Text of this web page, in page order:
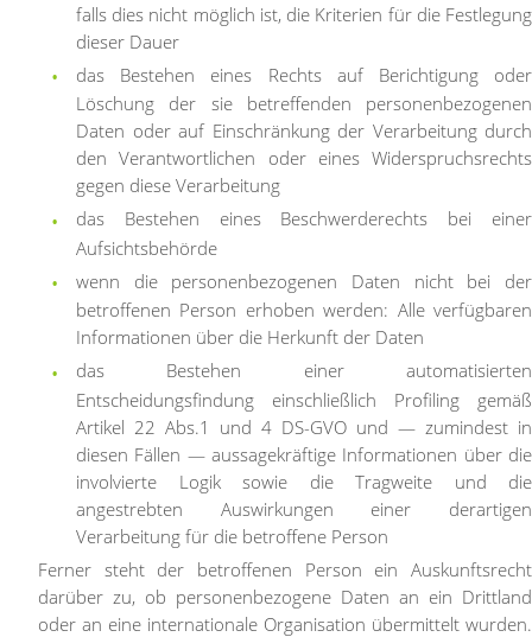
falls dies nicht möglich ist, die Kriterien für die Festlegung
dieser Dauer
das Bestehen eines Rechts auf Berichtigung oder
Löschung der sie betreffenden personenbezogenen
Daten oder auf Einschränkung der Verarbeitung durch
den Verantwortlichen oder eines Widerspruchsrechts
gegen diese Verarbeitung
das Bestehen eines Beschwerderechts bei einer
Aufsichtsbehörde
wenn die personenbezogenen Daten nicht bei der
betroffenen Person erhoben werden: Alle verfügbaren
Informationen über die Herkunft der Daten
das Bestehen einer automatisierten
Entscheidungsfindung einschließlich Profiling gemäß
Artikel 22 Abs.1 und 4 DS-GVO und — zumindest in
diesen Fällen — aussagekräftige Informationen über die
involvierte Logik sowie die Tragweite und die
angestrebten Auswirkungen einer derartigen
Verarbeitung für die betroffene Person
Ferner steht der betroffenen Person ein Auskunftsrecht
darüber zu, ob personenbezogene Daten an ein Drittland
oder an eine internationale Organisation übermittelt wurden.